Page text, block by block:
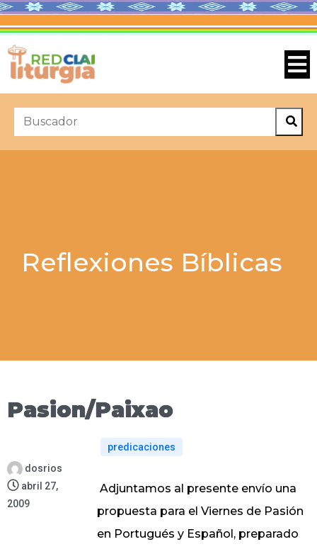
Reflexiones Bíblicas
Pasion/Paixao
dosrios
abril 27,
2009
predicaciones
Adjuntamos al presente envío una
propuesta para el Viernes de Pasión
en Portugués y Español, preparado